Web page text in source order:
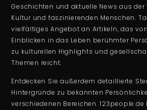
Geschichten und aktuelle News aus der
Kultur und faszinierenden Menschen.
vielfältiges Angebot an Artikeln, das
Einblicken in das Leben berühmter
zu kulturellen Highlights und
Themen reicht.
Entdecken Sie außerdem detaillierte
Hintergründe zu bekannten
verschiedenen Bereichen.